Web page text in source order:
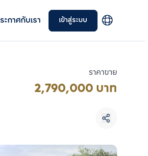
กาศกับเรา เข้าสู่ระบบ
ราคาขาย
2,790,000 บาท